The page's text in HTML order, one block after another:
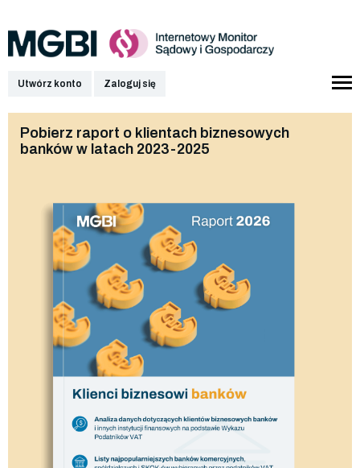
Utwórz konto Zaloguj się
Pobierz raport o klientach biznesowych
banków w latach 2023-2025